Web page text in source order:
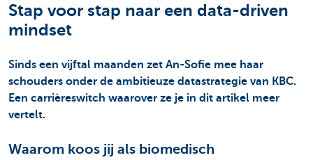
Stap voor stap naar een data-driven
mindset
Sinds een vijftal maanden zet An-Sofie mee haar
schouders onder de ambitieuze datastrategie van KBC.
Een carrièreswitch waarover ze je in dit artikel meer
vertelt.
Waarom koos jij als biomedisch